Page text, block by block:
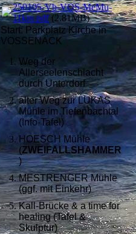
250105-Vb-VOS-MeMu-
11km.pdf(2.81MB)
Start: Parkplatz Kirche in
VOSSENACK
Weg der
Allerseelenschlacht
durch Unterdorf
alter Weg zur LUKAS
Mühle im Tiefenbachtal
(Info-Tafel)
HOESCH Mühle
(ZWEIFALLSHAMMER
)
MESTRENGER Mühle
(ggf. mit Einkehr)
Kall-Brücke & a time for
healing (Tafel &
Skulptur)